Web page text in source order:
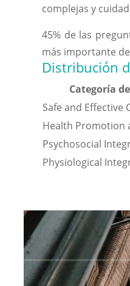
complejas y
45% de las
más importante
Distribución
Categoría
Safe and Effective
Health Promotion
Psychosocial
Physiological